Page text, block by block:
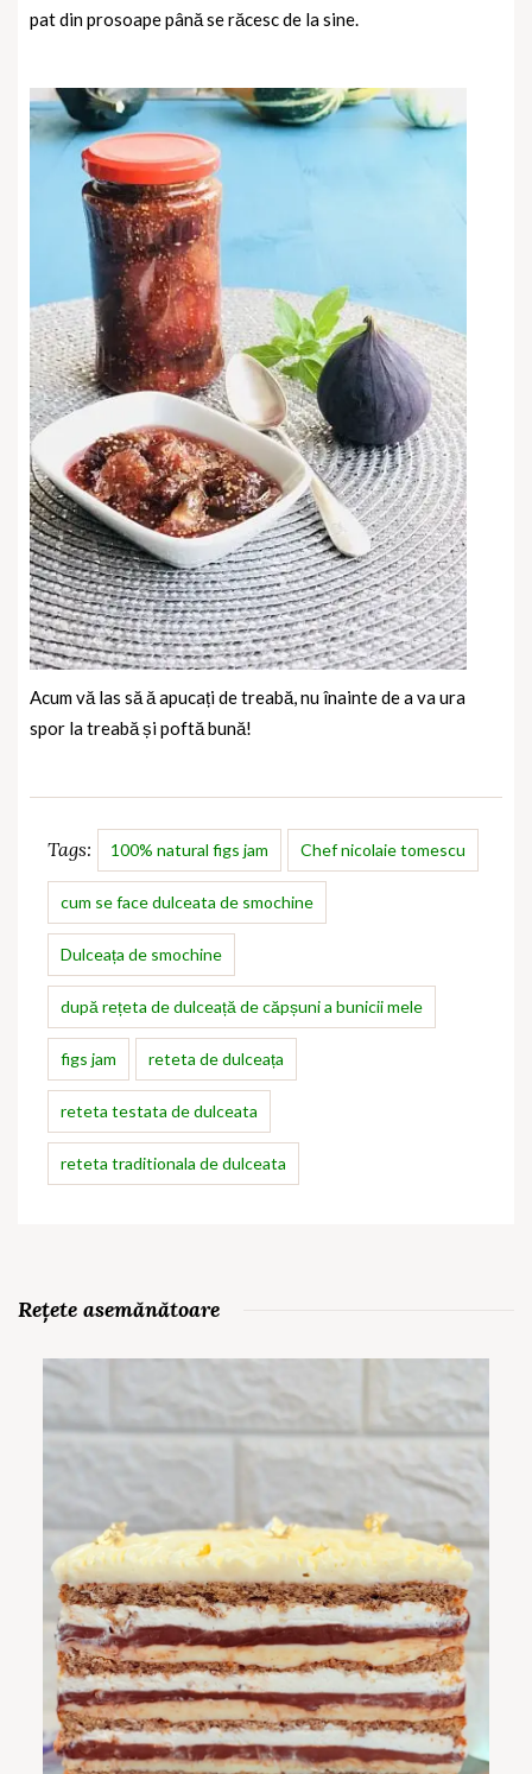
pat din prosoape până se răcesc de la sine.
Acum vă las să ă apucați de treabă, nu înainte de a va ura
spor la treabă și poftă bună!
Tags: 100% natural figs jam Chef nicolaie tomescu
cum se face dulceata de smochine
Dulceața de smochine
după rețeta de dulceață de căpșuni a bunicii mele
figs jam reteta de dulceața
reteta testata de dulceata
reteta traditionala de dulceata
Rețete asemănătoare